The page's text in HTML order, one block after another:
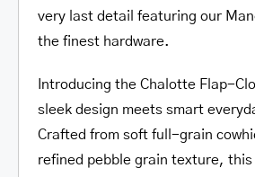
very last detail featuring our
the finest hardware.
Introducing the Chalotte Flap-
sleek design meets smart
Crafted from soft full-grain
refined pebble grain texture,